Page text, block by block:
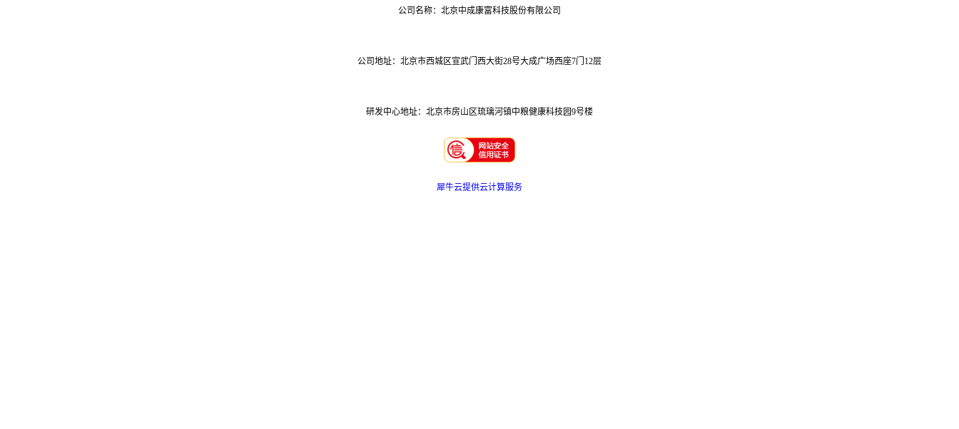
公司名称：北京中成康富科技股份有限公司
公司地址：北京市西城区宣武门西大街28号大成广场西座7门12层
研发中心地址：北京市房山区琉璃河镇中粮健康科技园9号楼
犀牛云提供云计算服务